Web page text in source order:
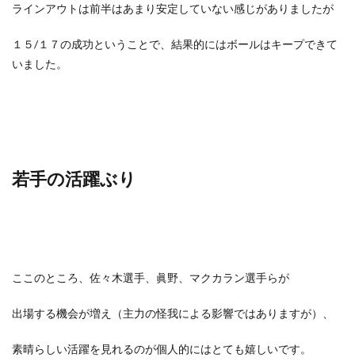
ラインアウトは前半はあまり安定していない感じがありましたが
１５/１７の成功ということで、結果的にはボールはキープできて
いました。
若手の活躍ぶり
ここのところ、佐々木選手、眞野、マクカラン選手らが
出場する機会が増え（主力の怪我による影響ではありますが）、
素晴らしい活躍を見れるのが個人的にはとても嬉しいです。